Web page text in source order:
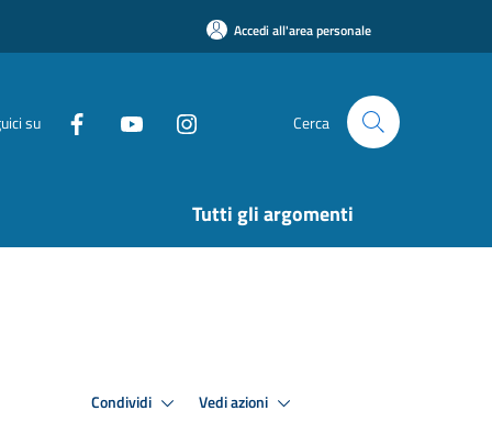
Accedi all'area personale
su Cerca
Tutti gli argomenti
Condividi Vedi azioni